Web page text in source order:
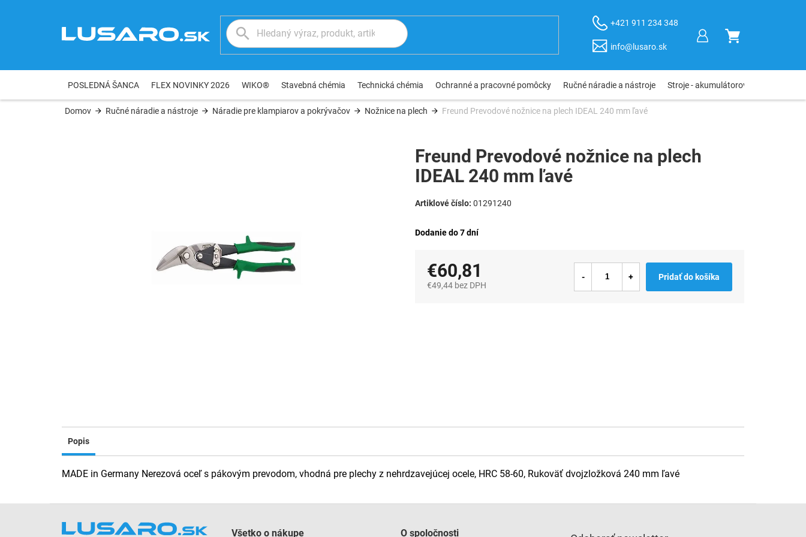
+421 911 234 348
info@lusaro.sk
NÁKUPNÝ
POSLEDNÁ ŠANCA FLEX NOVINKY 2026 WIKO® Stavebná chémia Technická chémia Ochranné a pracovné pomôcky Ručné náradie a nástroje Stroje - akumulátorové, elektro,
Domov Ručné náradie a nástroje Náradie pre klampiarov a pokrývačov Nožnice na plech Freund Prevodové nožnice na plech IDEAL 240 mm ľavé
Dodanie do 7 dní
Freund Prevodové nožnice na plech
IDEAL 240 mm ľavé
01291240
€60,81
€49,44 bez DPH
Pridať do košíka
Popis
MADE in Germany Nerezová oceľ s pákovým prevodom, vhodná pre plechy z nehrdzavejúcej ocele, HRC 58-60, Rukoväť dvojzložková 240 mm ľavé
Všetko o nákupe O spoločnosti